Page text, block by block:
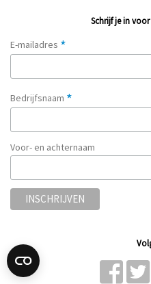
Schrijf je in
E-mailadres *
Bedrijfsnaam *
Voor- en achternaam